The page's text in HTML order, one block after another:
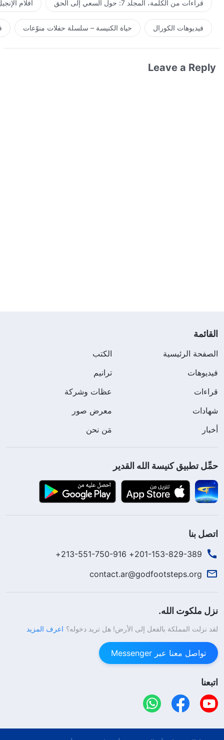
قراءات من الكلمة، المجلد 7: حول السعي إلى الحق أفلام
فيديوهات الكورال حياة الكنيسة – سلسلة حفلات منوّعات
Leave a Reply
القائمة
الصفحة الرئيسية
الكتب
فيديوهات
ترانيم
قراءات
عظات وشركة
شهادات
معرض صور
أخبار
مَن نحن
حمِّل تطبيق كنيسة الله القدير
اتصل بنا
201-153-829-389+ 213-551-750-916+
contact.ar@godfootsteps.org
نزل ملكوت الله.
لقد نزلت المملكة بالفعل إلى الأرض! هل تريد دخوله؟ اعرف المزيد
تواصل معنا عبر Messenger
اتبعنا